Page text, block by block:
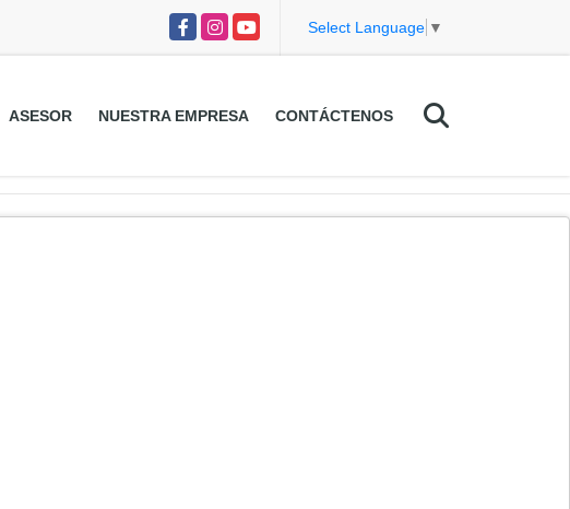
Facebook
InstagramYouTube Select Language ▼
ASESOR NUESTRA EMPRESA CONTÁCTENOS